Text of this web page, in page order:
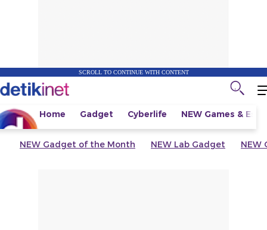
SCROLL TO CONTINUE WITH CONTENT
Home Gadget Cyberlife NEW Games &
NEW Gadget of the Month NEW Lab Gadget NEW